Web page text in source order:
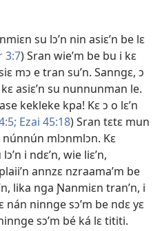
su lɔ’n nin asiɛ’n be lɛ
3:7) Sran wie’m be bu i kɛ
mɔ e tran su’n. Sanngɛ, ɔ
asiɛ’n su nunnunman le.
kekleke kpa! Kɛ ɔ o lɛ’n
Ezai 45:18) Sran tɛtɛ mun
núnnún mlɔnmlɔn. Kɛ
i ndɛ’n, wie liɛ’n,
annzɛ nzraama’m be
lika nga Ɲanmiɛn tran’n, i
nán ninnge sɔ’m be ndɛ yɛ
sɔ’m bé ká lɛ tititi.